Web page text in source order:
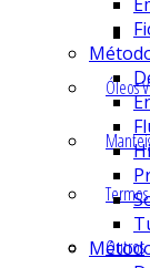
Óleos
Outros